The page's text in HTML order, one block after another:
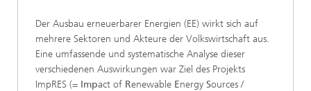
Der Ausbau erneuerbarer Energien (EE) wirkt sich auf
mehrere Sektoren und Akteure der Volkswirtschaft aus.
Eine umfassende und systematische Analyse dieser
verschiedenen Auswirkungen war Ziel des Projekts
ImpRES (= Impact of Renewable Energy Sources /